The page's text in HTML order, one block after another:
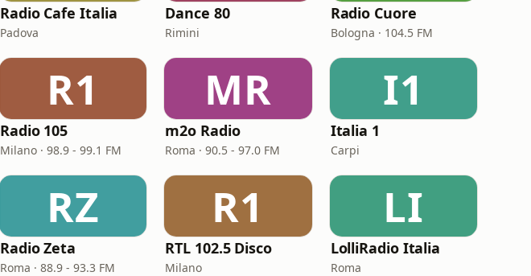
Radio Cafe Italia
Padova
Dance 80
Rimini
Radio Cuore
Bologna · 104.5 FM
R1
Radio 105
Milano · 98.9 - 99.1 FM
MR
m2o Radio
Roma · 90.5 - 97.0 FM
I1
Italia 1
Carpi
RZ
Radio Zeta
Roma · 88.9 - 93.3 FM
R1
RTL 102.5 Disco
Milano
LI
LolliRadio Italia
Roma